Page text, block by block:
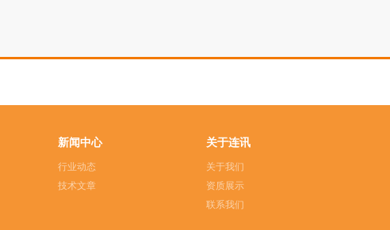
新闻中心
行业动态
技术文章
关于连讯
关于我们
资质展示
联系我们